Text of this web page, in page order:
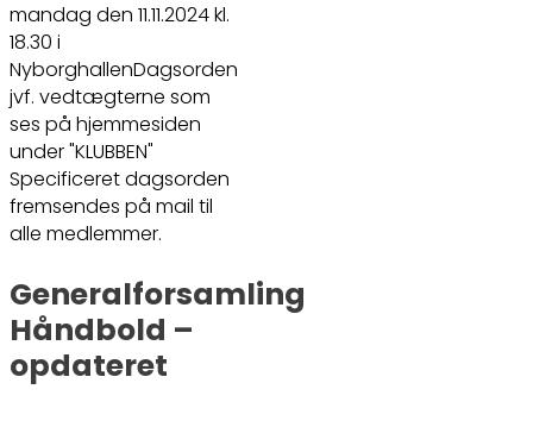
mandag den 11.11.2024 kl.
18.30 i
NyborghallenDagsorden
jvf. vedtægterne som
ses på hjemmesiden
under "KLUBBEN"
Specificeret dagsorden
fremsendes på mail til
alle medlemmer.
Generalforsamling
Håndbold –
opdateret